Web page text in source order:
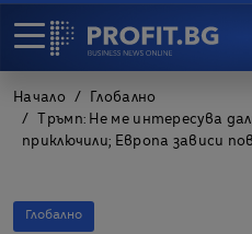
Начало
Глобално
Тръмп: Не ме интересува
приключили; Европа зависи
Глобално